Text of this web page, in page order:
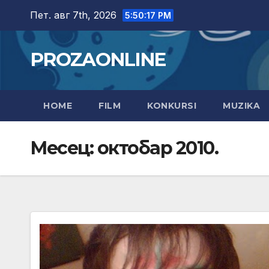
content
Пет. авг 7th, 2026 5:50:18 PM
PROZAONLINE
HOME FILM KONKURSI MUZIKA
Месец:октобар 2010.